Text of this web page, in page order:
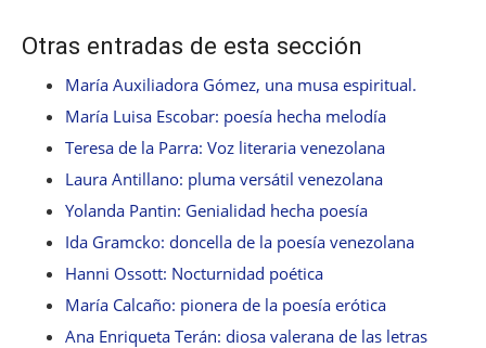
Otras entradas de esta sección
María Auxiliadora Gómez, una musa espiritual.
María Luisa Escobar: poesía hecha melodía
Teresa de la Parra: Voz literaria venezolana
Laura Antillano: pluma versátil venezolana
Yolanda Pantin: Genialidad hecha poesía
Ida Gramcko: doncella de la poesía venezolana
Hanni Ossott: Nocturnidad poética
María Calcaño: pionera de la poesía erótica
Ana Enriqueta Terán: diosa valerana de las letras